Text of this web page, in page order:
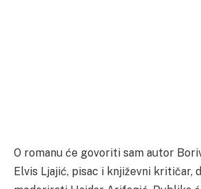
O romanu će govoriti sam autor
Elvis Ljajić, pisac i književni kritičar,